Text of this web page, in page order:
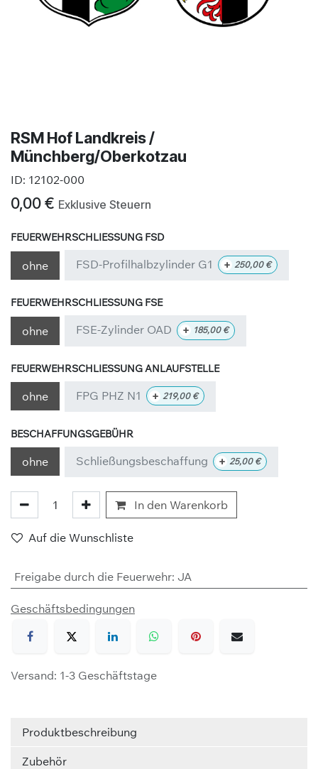
RSM Hof Landkreis /
Münchberg/Oberkotzau
ID: 12102-000
0,00€ Exklusive Steuern
FEUERWEHRSCHLIESSUNG FSD
ohne FSD-Profilhalbzylinder G1 + 250,00€
FEUERWEHRSCHLIESSUNG FSE
ohne FSE-Zylinder OAD + 185,00€
FEUERWEHRSCHLIESSUNG ANLAUFSTELLE
ohne FPG PHZ N1 + 219,00€
BESCHAFFUNGSGEBÜHR
ohne Schließungsbeschaffung + 25,00€
In den Warenkorb
Auf die Wunschliste
Freigabe durch die Feuerwehr: JA
Geschäftsbedingungen
Versand: 1-3 Geschäftstage
Produktbeschreibung
Zubehör